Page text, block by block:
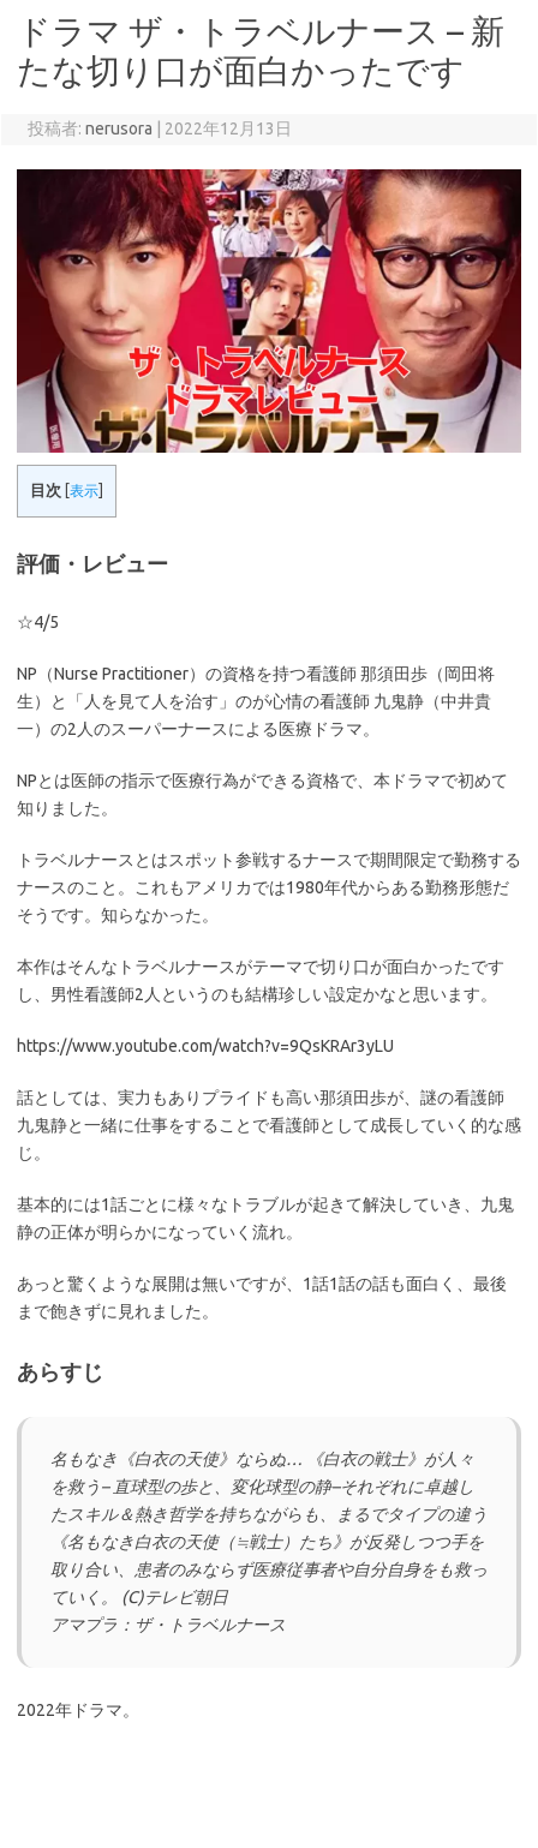
ドラマ ザ・トラベルナース – 新
たな切り口が面白かったです
投稿者: nerusora 2022年12月13日
目次 表示
評価・レビュー
☆4/5
NP（Nurse Practitioner）の資格を持つ看護師 那須田歩（岡田将
生）と「人を見て人を治す」のが心情の看護師 九鬼静（中井貴
一）の2人のスーパーナースによる医療ドラマ。
NPとは医師の指示で医療行為ができる資格で、本ドラマで初めて
知りました。
トラベルナースとはスポット参戦するナースで期間限定で勤務する
ナースのこと。これもアメリカでは1980年代からある勤務形態だ
そうです。知らなかった。
本作はそんなトラベルナースがテーマで切り口が面白かったです
し、男性看護師2人というのも結構珍しい設定かなと思います。
https://www.youtube.com/watch?v=9QsKRAr3yLU
話としては、実力もありプライドも高い那須田歩が、謎の看護師
九鬼静と一緒に仕事をすることで看護師として成長していく的な感
じ。
基本的には1話ごとに様々なトラブルが起きて解決していき、九鬼
静の正体が明らかになっていく流れ。
あっと驚くような展開は無いですが、1話1話の話も面白く、最後
まで飽きずに見れました。
あらすじ
名もなき《白衣の天使》ならぬ… 《白衣の戦士》が人々
を救う– 直球型の歩と、変化球型の静–それぞれに卓越し
たスキル＆熱き哲学を持ちながらも、まるでタイプの違う
《名もなき白衣の天使（≒戦士）たち》が反発しつつ手を
取り合い、患者のみならず医療従事者や自分自身をも救っ
ていく。 (C)テレビ朝日
アマプラ：ザ・トラベルナース
2022年ドラマ。